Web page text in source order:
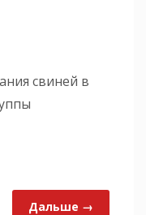
свиней в
Дальше →